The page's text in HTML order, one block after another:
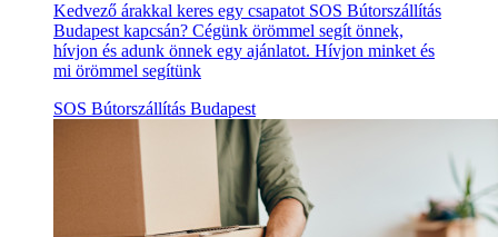
Kedvező árakkal keres egy csapatot SOS Bútorszállítás
Budapest kapcsán? Cégünk örömmel segít önnek,
hívjon és adunk önnek egy ajánlatot. Hívjon minket és
mi örömmel segítünk
SOS Bútorszállítás Budapest